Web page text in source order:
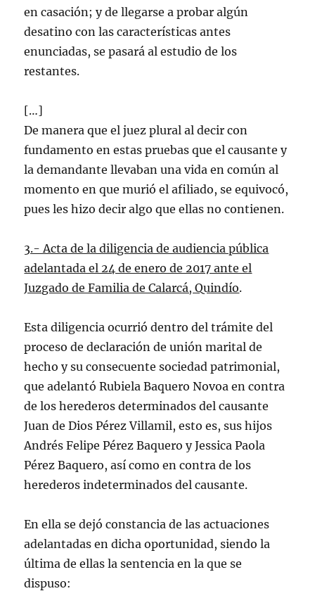
en casación; y de llegarse a probar algún
desatino con las características antes
enunciadas, se pasará al estudio de los
restantes.
[…]
De manera que el juez plural al decir con
fundamento en estas pruebas que el causante y
la demandante llevaban una vida en común al
momento en que murió el afiliado, se equivocó,
pues les hizo decir algo que ellas no contienen.
3.- Acta de la diligencia de audiencia pública
adelantada el 24 de enero de 2017 ante el
Juzgado de Familia de Calarcá, Quindío.
Esta diligencia ocurrió dentro del trámite del
proceso de declaración de unión marital de
hecho y su consecuente sociedad patrimonial,
que adelantó Rubiela Baquero Novoa en contra
de los herederos determinados del causante
Juan de Dios Pérez Villamil, esto es, sus hijos
Andrés Felipe Pérez Baquero y Jessica Paola
Pérez Baquero, así como en contra de los
herederos indeterminados del causante.
En ella se dejó constancia de las actuaciones
adelantadas en dicha oportunidad, siendo la
última de ellas la sentencia en la que se
dispuso: